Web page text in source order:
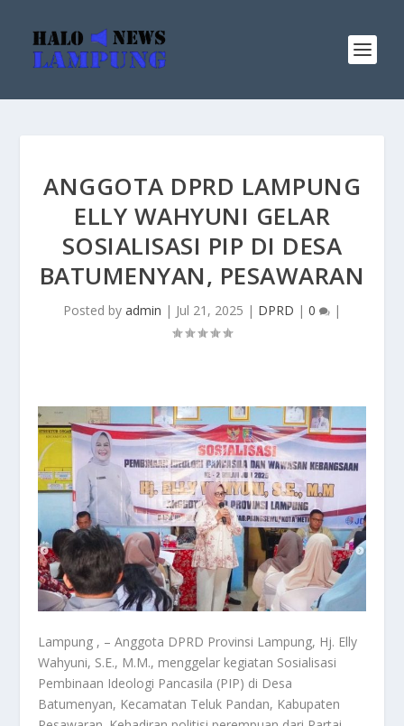
ANGGOTA DPRD LAMPUNG
ELLY WAHYUNI GELAR
SOSIALISASI PIP DI DESA
BATUMENYAN, PESAWARAN
Posted by admin | Jul 21, 2025 | DPRD | 0 |
Lampung , – Anggota DPRD Provinsi Lampung, Hj. Elly
Wahyuni, S.E., M.M., menggelar kegiatan Sosialisasi
Pembinaan Ideologi Pancasila (PIP) di Desa
Batumenyan, Kecamatan Teluk Pandan, Kabupaten